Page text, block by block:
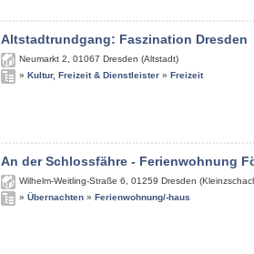
Altstadtrundgang: Faszination Dresden
Neumarkt 2 01067 Dresden (Altstadt)
» Kultur, Freizeit & Dienstleister » Freizeit
An der Schlossfähre - Ferienwohnung
Wilhelm-Weitling-Straße 6 01259 Dresden
» Übernachten » Ferienwohnung/-haus